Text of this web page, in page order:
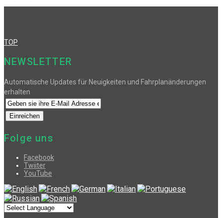
TOP
NEWSLETTER
Automatische Updates für Neuigkeiten und Fahrplanänderungen
erhalten
Folge uns
Facebook
Twiiter
YouTube